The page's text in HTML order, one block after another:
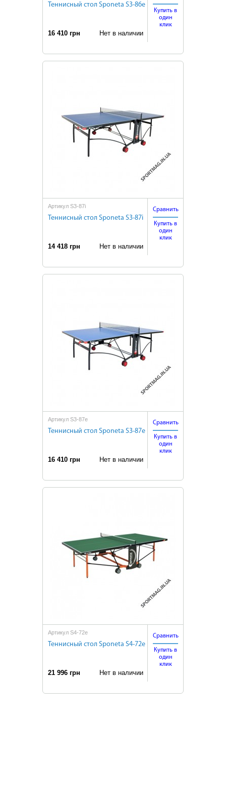
Теннисный стол Sponeta S3-86е
16 410 грн Нет в наличии
Купить в
один
клик
Артикул S3-87i
Теннисный стол Sponeta S3-87i
14 418 грн Нет в наличии
Сравнить
Купить в
один
клик
Артикул S3-87е
Теннисный стол Sponeta S3-87е
16 410 грн Нет в наличии
Сравнить
Купить в
один
клик
Артикул S4-72е
Теннисный стол Sponeta S4-72е
21 996 грн Нет в наличии
Сравнить
Купить в
один
клик